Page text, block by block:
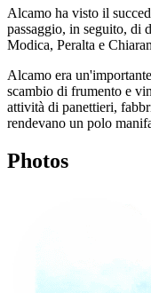
Alcamo ha visto il
passaggio, in seguito, di
Modica, Peralta e
Alcamo era
scambio di frumento e
attività di panettieri,
rendevano un polo
Photos